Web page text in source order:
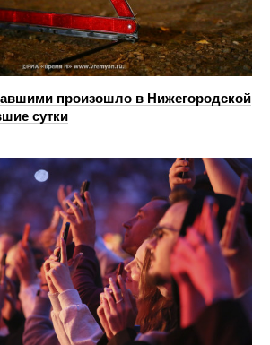
произошло в Нижегородской
сутки